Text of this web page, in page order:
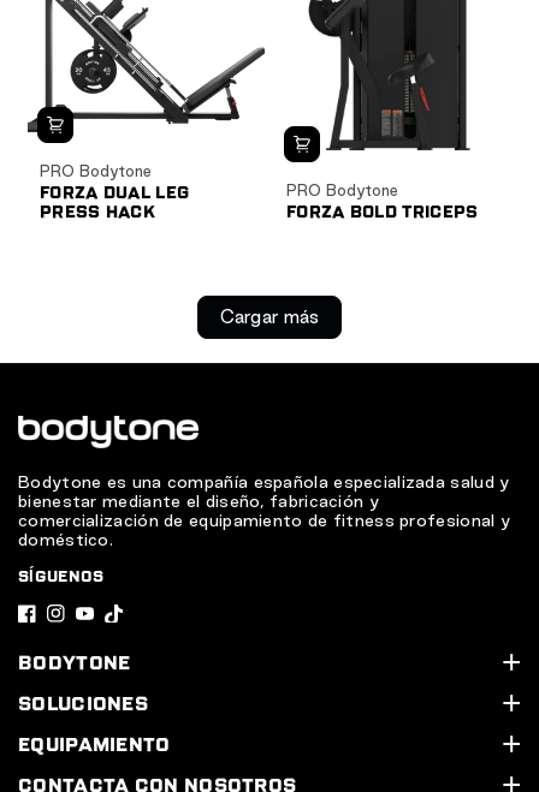
PRO Bodytone
FORZA DUAL LEG
PRESS HACK
PRO Bodytone
FORZA BOLD TRICEPS
Cargar más
Bodytone es una compañía española especializada salud y
bienestar mediante el diseño, fabricación y
comercialización de equipamiento de fitness profesional y
doméstico.
SÍGUENOS
F
a
c
I
n
s
o
u
T
i
k
BODYTONE
Quiénes somos
Soporte Técnico
Contacta con nosotros
SOLUCIONES
Nuestros servicios
Equipa tu gimnasio
EQUIPAMIENTO
Línea Cardio
CONTACTA CON NOSOTROS